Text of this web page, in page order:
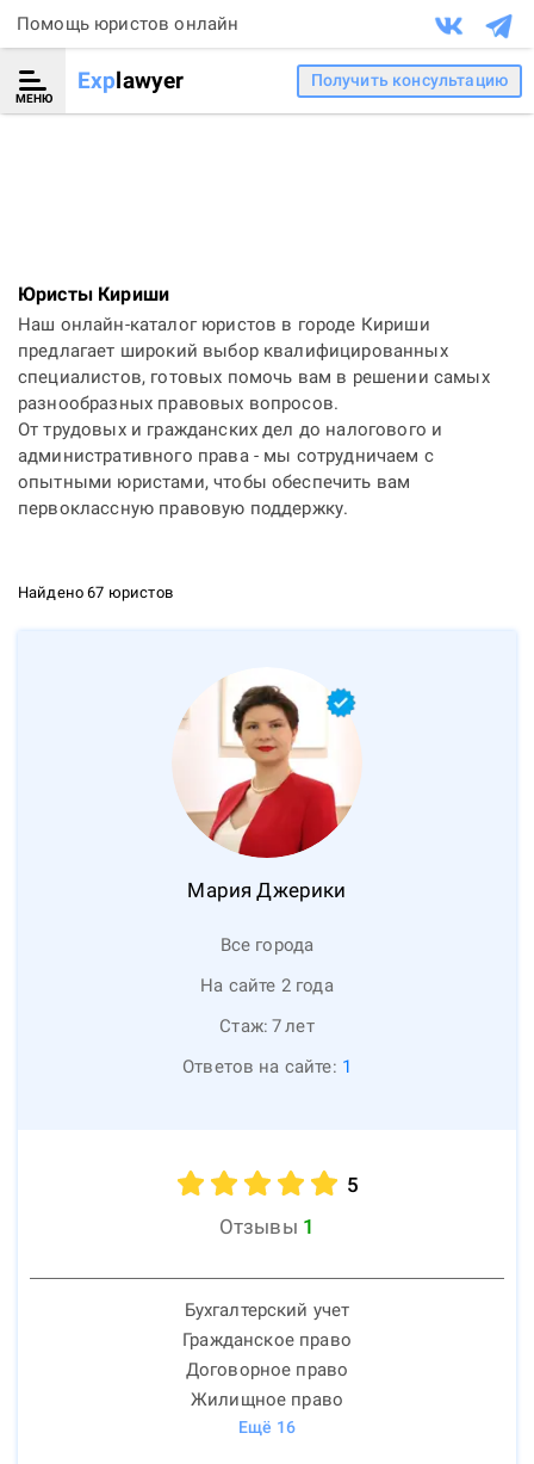
Помощь юристов онлайн
МЕНЮ
Explawyer Получить консультацию
Юристы Кириши
Наш онлайн-каталог юристов в городе Кириши
предлагает широкий выбор квалифицированных
специалистов, готовых помочь вам в решении самых
разнообразных правовых вопросов.
От трудовых и гражданских дел до налогового и
административного права - мы сотрудничаем с
опытными юристами, чтобы обеспечить вам
первоклассную правовую поддержку.
Найдено 67 юристов
Мария Джерики
Все города
На сайте 2 года
Стаж: 7лет
Ответов на сайте: 1
5
Отзывы 1
Бухгалтерский учет
Гражданское право
Договорное право
Жилищное право
Ещё 16